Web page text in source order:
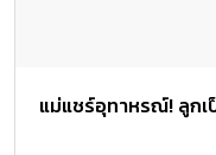
แม่แชร์อุทาหรณ์! ลูกเ